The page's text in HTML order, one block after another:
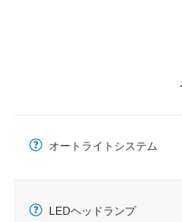
オートライトシステム
LEDヘッドランプ